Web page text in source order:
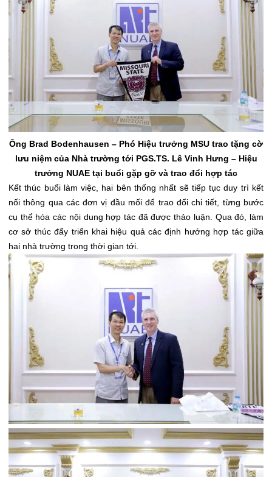
Ông Brad Bodenhausen – Phó Hiệu trưởng MSU trao tặng cờ
lưu niệm của Nhà trường tới PGS.TS. Lê Vinh Hưng – Hiệu
trưởng NUAE tại buổi gặp gỡ và trao đổi hợp tác
Kết thúc buổi làm việc, hai bên thống nhất sẽ tiếp tục duy trì kết
nối thông qua các đơn vị đầu mối để trao đổi chi tiết, từng bước
cụ thể hóa các nội dung hợp tác đã được thảo luận. Qua đó, làm
cơ sở thúc đẩy triển khai hiệu quả các định hướng hợp tác giữa
hai nhà trường trong thời gian tới.